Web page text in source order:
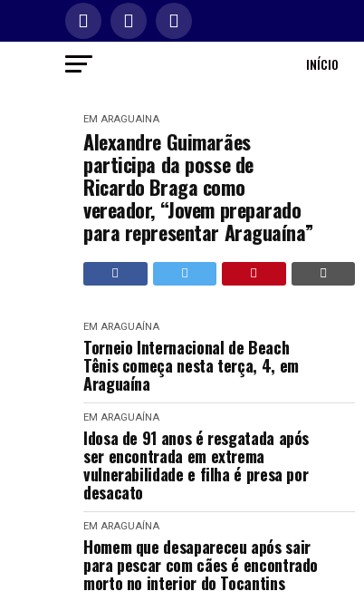
INÍCIO
EM ARAGUAÍNA
Alexandre Guimarães
participa da posse de
Ricardo Braga como
vereador, “Jovem preparado
para representar Araguaína”
EM ARAGUAÍNA
Torneio Internacional de Beach
Tênis começa nesta terça, 4, em
Araguaína
EM ARAGUAÍNA
Idosa de 91 anos é resgatada após
ser encontrada em extrema
vulnerabilidade e filha é presa por
desacato
EM ARAGUAÍNA
Homem que desapareceu após sair
para pescar com cães é encontrado
morto no interior do Tocantins